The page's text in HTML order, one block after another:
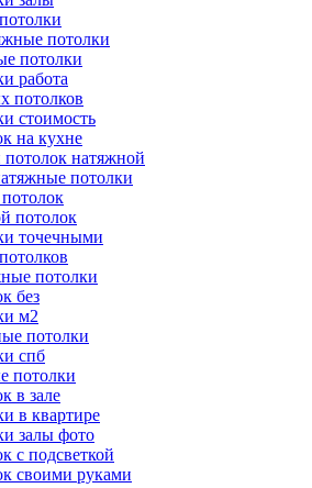
потолки
потолки
работа
потолков
стоимость
на кухне
натяжной
потолки
потолок
точечными
потолки
без
м2
потолки
спб
потолки
в зале
в квартире
залы фото
с подсветкой
своими руками